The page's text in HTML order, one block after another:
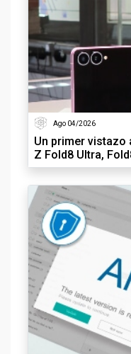
Ago 04/2026
Un primer vistazo
Z Fold8 Ultra,